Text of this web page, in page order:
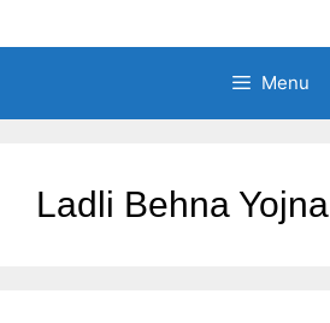
Menu
Ladli Behna Yojna